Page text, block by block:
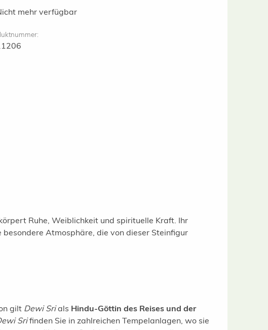
mehr verfügbar
Ruhe, Weiblichkeit und spirituelle Kraft. Ihr
Atmosphäre, die von dieser Steinfigur
gilt Dewi Srials Hindu-Göttin des Reises und der
Srifinden Sie in zahlreichen Tempelanlagen, wo sie